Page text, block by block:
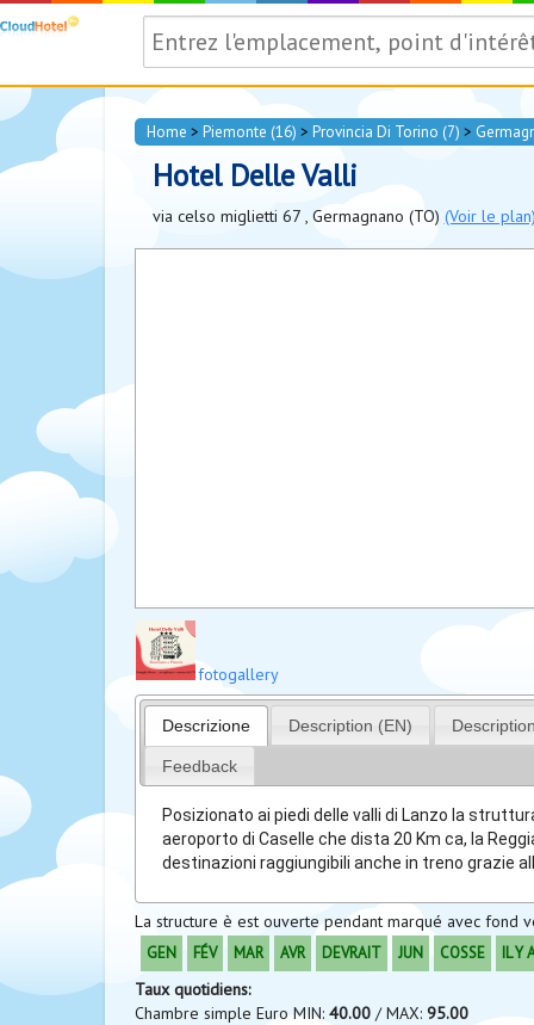
Home > Piemonte (16) > Provincia Di Torino (7) >
Hotel Delle Valli
via celso miglietti 67 Germagnano (TO) (Voir le
fotogallery
Descrizione Description (EN)
Feedback
Posizionato ai piedi delle valli di Lanzo la
aeroporto di Caselle che dista 20 Km ca, la
destinazioni raggiungibili anche in treno grazie
La structure è est ouverte pendant marqué avec fond
GEN FÉV MAR AVR DEVRAIT JUN COSSE IL Y
Taux quotidiens:
Chambre simple Euro MIN: 40.00/ MAX: 95.00